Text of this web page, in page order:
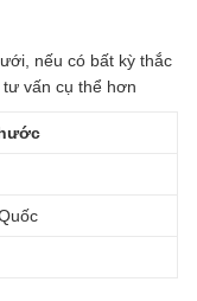
nếu có bất kỳ thắc
vấn cụ thể hơn